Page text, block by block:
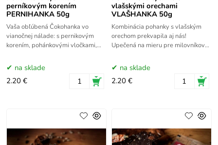
perníkovým korením
PERNIHANKA 50g
Vaša obľúbená Čokohanka vo
vianočnej nálade: s pernikovým
korením, pohánkovými vločkami,
čokoládou.
na sklade
2.20 €
vlašskými orechami
VLAŠHANKA 50g
Kombinácia pohanky s vlašským
orechom prekvapila aj nás!
Upečená na mieru pre milovníkov
vaše chuťové poháriky!
na sklade
2.20 €